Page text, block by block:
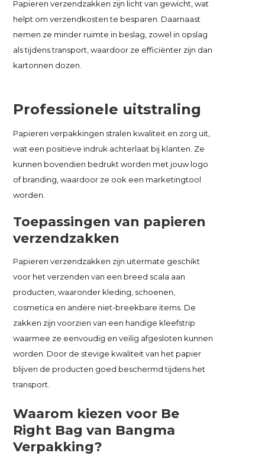
Papieren verzendzakken zijn licht van gewicht, wat
helpt om verzendkosten te besparen. Daarnaast
nemen ze minder ruimte in beslag, zowel in opslag
als tijdens transport, waardoor ze efficiënter zijn dan
kartonnen dozen.
Professionele uitstraling
Papieren verpakkingen stralen kwaliteit en zorg uit,
wat een positieve indruk achterlaat bij klanten. Ze
kunnen bovendien bedrukt worden met jouw logo
of branding, waardoor ze ook een marketingtool
worden.
Toepassingen van papieren
verzendzakken
Papieren verzendzakken zijn uitermate geschikt
voor het verzenden van een breed scala aan
producten, waaronder kleding, schoenen,
cosmetica en andere niet-breekbare items. De
zakken zijn voorzien van een handige kleefstrip
waarmee ze eenvoudig en veilig afgesloten kunnen
worden. Door de stevige kwaliteit van het papier
blijven de producten goed beschermd tijdens het
transport.
Waarom kiezen voor Be
Right Bag van Bangma
Verpakking?